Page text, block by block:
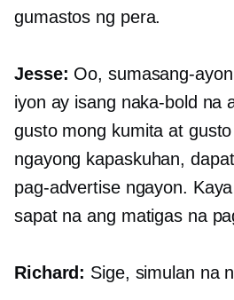
gumastos ng pera.
Jesse: Oo, sumasang-
iyon ay isang naka-bold na
gusto mong kumita at
ngayong kapaskuhan,
pag-advertise ngayon.
sapat na ang matigas na
Richard: Sige, simulan na